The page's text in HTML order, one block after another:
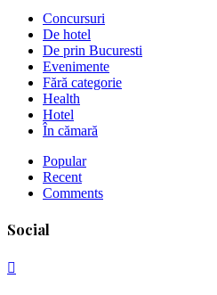
Concursuri
De hotel
De prin Bucuresti
Evenimente
Fără categorie
Health
Hotel
În cămară
Popular
Recent
Comments
Social